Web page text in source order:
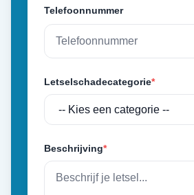
Telefoonnummer
Letselschadecategorie*
Beschrijving*